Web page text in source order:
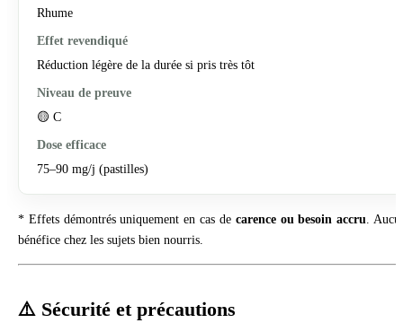
Rhume
Réduction légère de la durée si pris très tôt
🟡 C
75–90 mg/j (pastilles)
* Effets démontrés uniquement en cas de carence ou besoin accru.
bénéfice chez les sujets bien nourris.
⚠️ Sécurité et précautions